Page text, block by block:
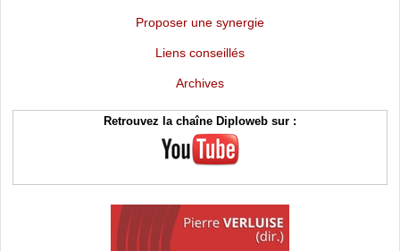
Proposer une synergie
Liens conseillés
Archives
Retrouvez la chaîne Diploweb sur :